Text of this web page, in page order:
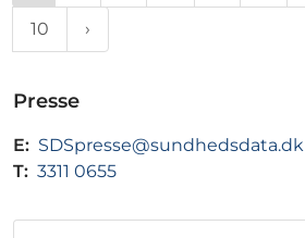
10
Presse
E: SDSpresse@sundhedsdata.dk
T: 3311 0655